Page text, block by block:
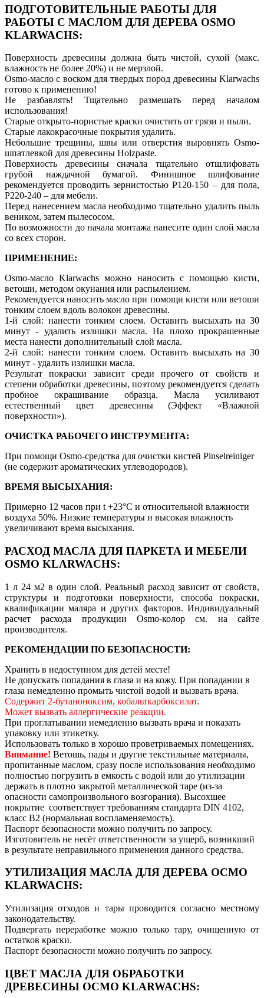
ПОДГОТОВИТЕЛЬНЫЕ РАБОТЫ ДЛЯ
РАБОТЫ С МАСЛОМ ДЛЯ ДЕРЕВА OSMO
KLARWACHS:
Поверхность древесины должна быть чистой, сухой (макс.
влажность не более 20%) и не мерзлой.
Osmo-масло с воском для твердых пород древесины Klarwachs
готово к применению!
Не разбавлять! Тщательно размешать перед началом
использования!
Старые открыто-пористые краски очистить от грязи и пыли.
Старые лакокрасочные покрытия удалить.
Небольшие трещины, швы или отверстия выровнять Osmo-
шпатлевкой для древесины Holzpaste.
Поверхность древесины сначала тщательно отшлифовать
грубой наждачной бумагой. Финишное шлифование
рекомендуется проводить зернистостью P120-150 – для пола,
P220-240 – для мебели.
Перед нанесением масла необходимо тщательно удалить пыль
веником, затем пылесосом.
По возможности до начала монтажа нанесите один слой масла
со всех сторон.
ПРИМЕНЕНИЕ:
Osmo-масло Klarwachs можно наносить с помощью кисти,
ветоши, методом окунания или распылением.
Рекомендуется наносить масло при помощи кисти или ветоши
тонким слоем вдоль волокон древесины.
1-й слой: нанести тонким слоем. Оставить высыхать на 30
минут - удалить излишки масла. На плохо прокрашенные
места нанести дополнительный слой масла.
2-й слой: нанести тонким слоем. Оставить высыхать на 30
минут - удалить излишки масла.
Результат покраски зависит среди прочего от свойств и
степени обработки древесины, поэтому рекомендуется сделать
пробное окрашивание образца. Масла усиливают
естественный цвет древесины (Эффект «Влажной
поверхности»).
ОЧИСТКА РАБОЧЕГО ИНСТРУМЕНТА:
При помощи Osmo-средства для очистки кистей Pinselreiniger
(не содержит ароматических углеводородов).
ВРЕМЯ ВЫСЫХАНИЯ:
Примерно 12 часов при t +23°С и относительной влажности
воздуха 50%. Низкие температуры и высокая влажность
увеличивают время высыхания.
РАСХОД МАСЛА ДЛЯ ПАРКЕТА И МЕБЕЛИ
OSMO KLARWACHS:
1 л 24 м2 в один слой. Реальный расход зависит от свойств,
структуры и подготовки поверхности, способа покраски,
квалификации маляра и других факторов. Индивидуальный
расчет расхода продукции Osmo-колор см. на сайте
производителя.
РЕКОМЕНДАЦИИ ПО БЕЗОПАСНОСТИ:
Хранить в недоступном для детей месте!
Не допускать попадания в глаза и на кожу. При попадании в
глаза немедленно промыть чистой водой и вызвать врача.
Содержит 2-бутаноноксим, кобальткарбоксилат.
Может вызвать аллергические реакции.
При проглатывании немедленно вызвать врача и показать
упаковку или этикетку.
Использовать только в хорошо проветриваемых помещениях.
Внимание! Ветошь, пады и другие текстильные материалы,
пропитанные маслом, сразу после использования необходимо
полностью погрузить в емкость с водой или до утилизации
держать в плотно закрытой металлической таре (из-за
опасности самопроизвольного возгорания). Высохшее
покрытие соответствует требованиям стандарта DIN 4102,
класс В2 (нормальная воспламеняемость).
Паспорт безопасности можно получить по запросу.
Изготовитель не несёт ответственности за ущерб, возникший
в результате неправильного применения данного средства.
УТИЛИЗАЦИЯ МАСЛА ДЛЯ ДЕРЕВА ОСМО
KLARWACHS:
Утилизация отходов и тары проводится согласно местному
законодательству.
Подвергать переработке можно только тару, очищенную от
остатков краски.
Паспорт безопасности можно получить по запросу.
ЦВЕТ МАСЛА ДЛЯ ОБРАБОТКИ
ДРЕВЕСИНЫ ОСМО KLARWACHS: